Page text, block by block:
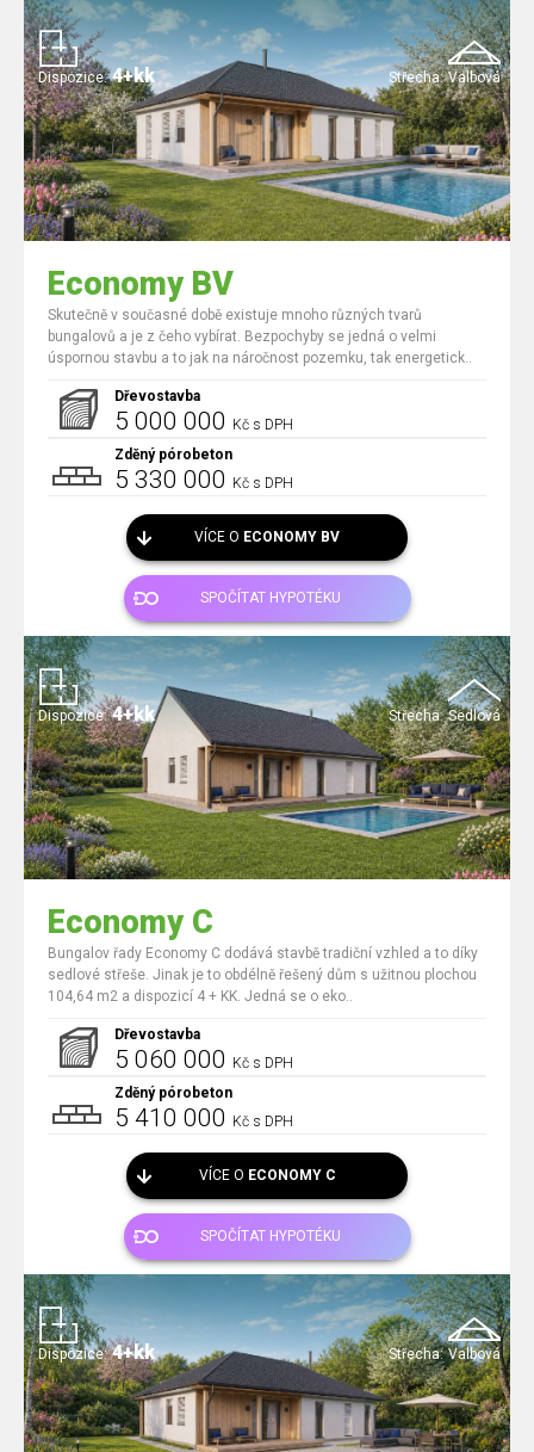
Střecha: Valbová
Dispozice: 4+kk
Economy BV
Skutečně v současné době existuje mnoho různých tvarů
bungalovů a je z čeho vybírat. Bezpochyby se jedná o velmi
úspornou stavbu a to jak na náročnost pozemku, tak energetick..
Dřevostavba
5 000 000 Kč s DPH
Zděný pórobeton
5 330 000 Kč s DPH
VÍCE O ECONOMY BV
SPOČÍTAT HYPOTÉKU
Střecha: Sedlová
Dispozice: 4+kk
Economy C
Bungalov řady Economy C dodává stavbě tradiční vzhled a to díky
sedlové střeše. Jinak je to obdélně řešený dům s užitnou plochou
104,64 m2 a dispozicí 4 + KK. Jedná se o eko..
Dřevostavba
5 060 000 Kč s DPH
Zděný pórobeton
5 410 000 Kč s DPH
VÍCE O ECONOMY C
SPOČÍTAT HYPOTÉKU
Střecha: Valbová
Dispozice: 4+kk